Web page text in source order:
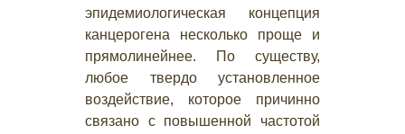
эпидемиологическая концепция
канцерогена несколько проще и
прямолинейнее. По существу,
любое твердо установленное
воздействие, которое причинно
связано с повышенной частотой